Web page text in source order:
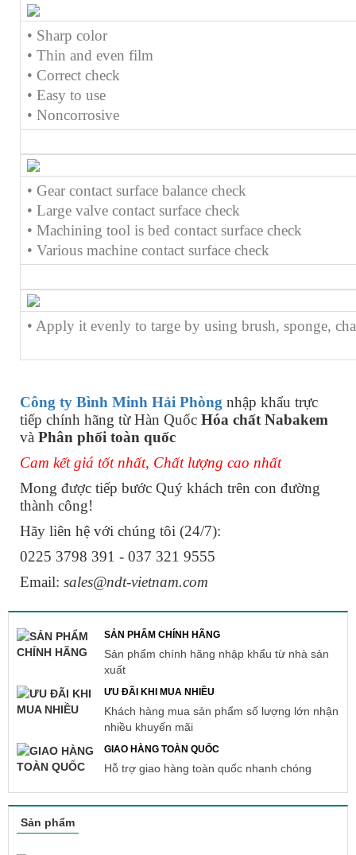
• Sharp color
• Thin and even film
• Correct check
• Easy to use
• Noncorrosive
• Gear contact surface balance check
• Large valve contact surface check
• Machining tool is bed contact surface check
• Various machine contact surface check
• Apply it evenly to targe by using brush, sponge,
Công ty Bình Minh Hải Phòng nhập khẩu trực
tiếp chính hãng từ Hàn Quốc Hóa chất Nabakem
và Phân phối toàn quốc
Cam kết giá tốt nhất, Chất lượng cao nhất
Mong được tiếp bước Quý khách trên con đường
thành công!
Hãy liên hệ với chúng tôi (24/7):
0225 3798 391 - 037 321 9555
Email: sales@ndt-vietnam.com
SẢN PHẨM CHÍNH HÃNG
Sản phẩm chính hãng nhập khẩu từ nhà sản
xuất
ƯU ĐÃI KHI MUA NHIỀU
Khách hàng mua sản phẩm số lượng lớn nhận
nhiều khuyến mãi
GIAO HÀNG TOÀN QUỐC
Hỗ trợ giao hàng toàn quốc nhanh chóng
Sản phẩm